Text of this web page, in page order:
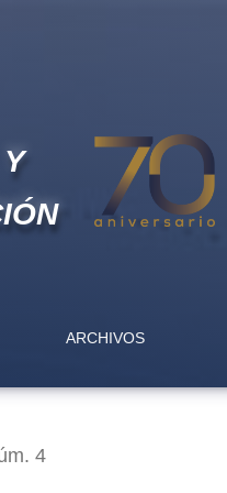
contable en el
ARCHIVOS
4